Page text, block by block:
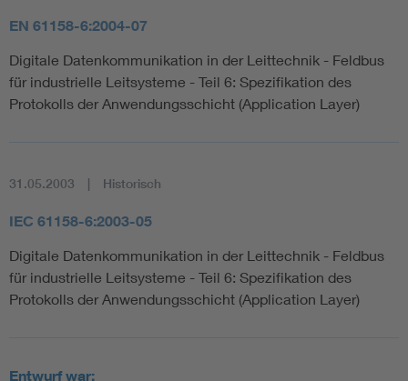
EN 61158-6:2004-07
Digitale Datenkommunikation in der Leittechnik - Feldbus
für industrielle Leitsysteme - Teil 6: Spezifikation des
Protokolls der Anwendungsschicht (Application Layer)
31.05.2003 Historisch
IEC 61158-6:2003-05
Digitale Datenkommunikation in der Leittechnik - Feldbus
für industrielle Leitsysteme - Teil 6: Spezifikation des
Protokolls der Anwendungsschicht (Application Layer)
Entwurf war: